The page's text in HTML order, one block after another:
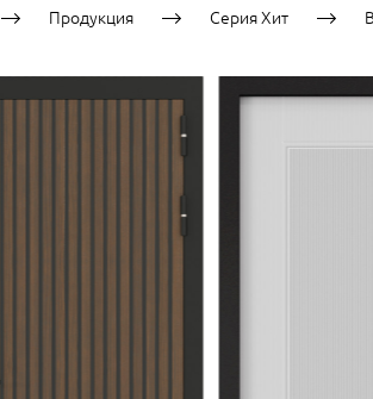
Продукция Серия Хит